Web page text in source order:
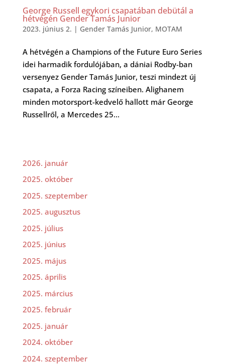
George Russell egykori csapatában debütál a
hétvégén Gender Tamás Junior
2023. június 2. | Gender Tamás Junior, MOTAM
A hétvégén a Champions of the Future Euro Series
idei harmadik fordulójában, a dániai Rodby-ban
versenyez Gender Tamás Junior, teszi mindezt új
csapata, a Forza Racing színeiben. Alighanem
minden motorsport-kedvelő hallott már George
Russellről, a Mercedes 25...
2026. január
2025. október
2025. szeptember
2025. augusztus
2025. július
2025. június
2025. május
2025. április
2025. március
2025. február
2025. január
2024. október
2024. szeptember